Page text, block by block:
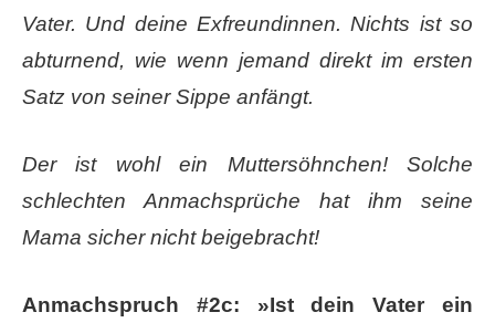
Vater. Und deine Exfreundinnen. Nichts ist so
abturnend, wie wenn jemand direkt im ersten
Satz von seiner Sippe anfängt.
Der ist wohl ein Muttersöhnchen! Solche
schlechten Anmachsprüche hat ihm seine
Mama sicher nicht beigebracht!
Anmachspruch #2c: »Ist dein Vater ein